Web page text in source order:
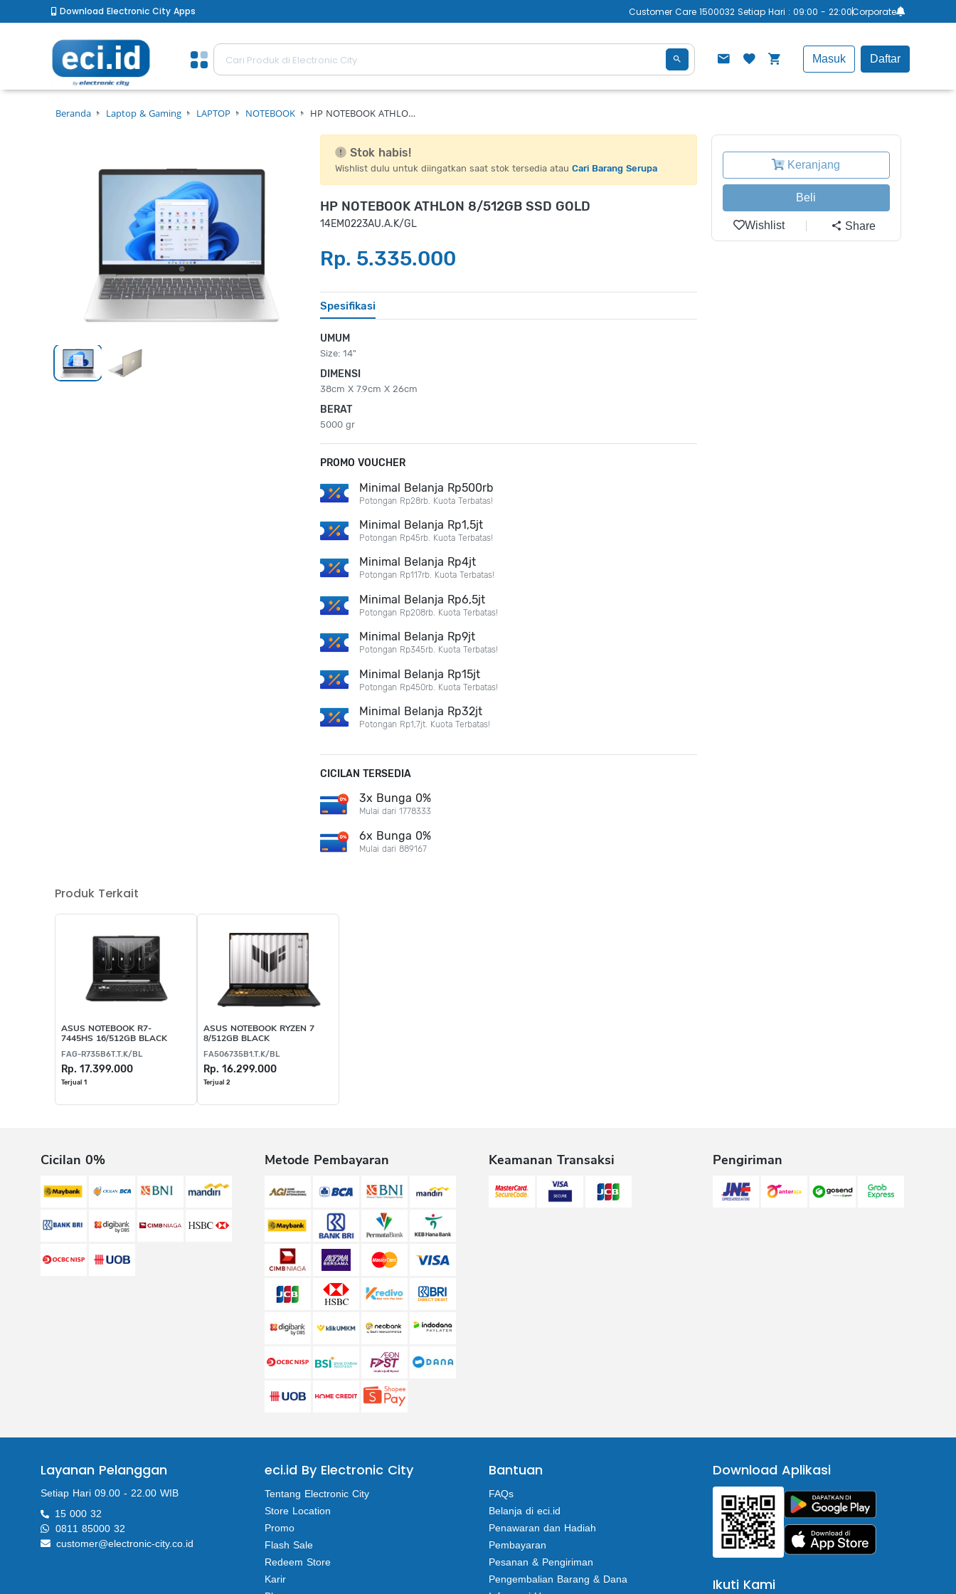
Download Electronic City Apps Customer Care 1500032 Setiap Hari : 09:00 - 22:00Corporate
Masuk Daftar
Beranda Laptop & Gaming LAPTOP NOTEBOOK HP NOTEBOOK ATHLO…
Stok habis!
Wishlist dulu untuk diingatkan saat stok tersedia atauCari Barang Serupa
HP NOTEBOOK ATHLON 8/512GB SSD GOLD
14EM0223AU.A.K/GL
Rp. 5.335.000
Spesifikasi
UMUM
Size: 14"
DIMENSI
38cm X 7.9cm X 26cm
BERAT
5000 gr
PROMO VOUCHER
Minimal Belanja Rp500rb
Potongan Rp28rb. Kuota Terbatas!
Minimal Belanja Rp1,5jt
Potongan Rp45rb. Kuota Terbatas!
Minimal Belanja Rp4jt
Potongan Rp117rb. Kuota Terbatas!
Minimal Belanja Rp6,5jt
Potongan Rp208rb. Kuota Terbatas!
Minimal Belanja Rp9jt
Potongan Rp345rb. Kuota Terbatas!
Minimal Belanja Rp15jt
Potongan Rp450rb. Kuota Terbatas!
Minimal Belanja Rp32jt
Potongan Rp1,7jt. Kuota Terbatas!
CICILAN TERSEDIA
3x Bunga 0%
Mulai dari 1778333
6x Bunga 0%
Mulai dari 889167
Keranjang
Beli
Wishlist Share
Produk Terkait
ASUS NOTEBOOK R7-
7445HS 16/512GB BLACK
FAG-R735B6T.T.K/BL
Rp. 17.399.000
Terjual 1
ASUS NOTEBOOK RYZEN 7
8/512GB BLACK
FA506735B1.T.K/BL
Rp. 16.299.000
Terjual 2
Cicilan 0% Metode Pembayaran Keamanan Transaksi Pengiriman
Layanan Pelanggan
Setiap Hari 09.00 - 22.00 WIB
15 000 32
0811 85000 32
customer@electronic-city.co.id
eci.id By Electronic City
Tentang Electronic City
Store Location
Promo
Flash Sale
Redeem Store
Karir
Bantuan
FAQs
Belanja di eci.id
Penawaran dan Hadiah
Pembayaran
Pesanan & Pengiriman
Pengembalian Barang & Dana
Download Aplikasi
Ikuti Kami